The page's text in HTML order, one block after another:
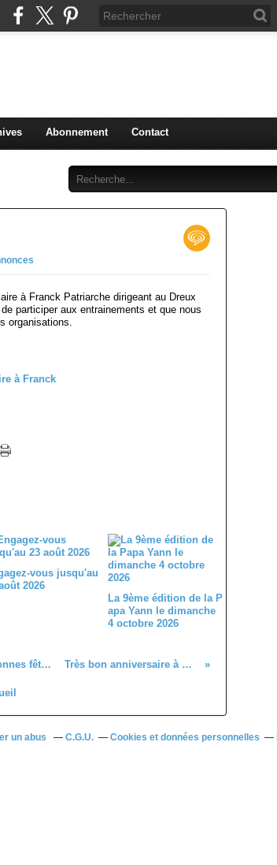
Abonnement Contact
à Franck Patriarche dirigeant au Dreux
participer aux entrainements et que nous
organisations.
vous jusqu'au
2026
La 9ème édition de la P
apa Yann le dimanche
4 octobre 2026
Le Dreux CC vous souhaite un Joyaux Noel et de bonnes fêtes de fin d'année. Très bon anniversaire à Guillaume
un abus C.G.U. Cookies et données personnelles